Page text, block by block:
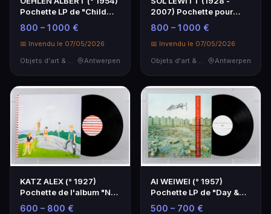
Pochette LP de "Child
Abuse - Trouble…
800 – 1 000 €
📅 Invendu le 07/05/2026
Antwerpen
2007) Pochette pour
l'album "Music in Twe…
800 – 1 000 €
📅 Invendu le 07/05/2026
Antwerpen
KATZ ALEX (° 1927)
Pochette de l'album "No
kids" - avec vitr…
600 – 800 €
AI WEIWEI (° 1957)
Pochette LP de "Day &
Taxi : Live in Shen…
500 – 700 €